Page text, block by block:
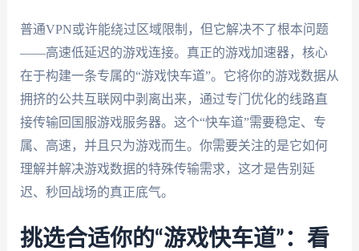
普通VPN或许能绕过区域限制，但它解决不了根本问题
——高速低延迟的游戏连接。真正的游戏加速器，核心
在于构建一条专属的“游戏快车道”。它将你的游戏数据从
拥挤的公共互联网中剥离出来，通过专门优化的线路直
接传输回国服游戏服务器。这个“快车道”需要稳定、专
属、高速，并且只为游戏而生。你需要关注的是它如何
理解并解决游戏数据的特殊传输需求，这才是告别延
迟、秒回战场的真正底气。
挑选合适你的“游戏快车道”：看